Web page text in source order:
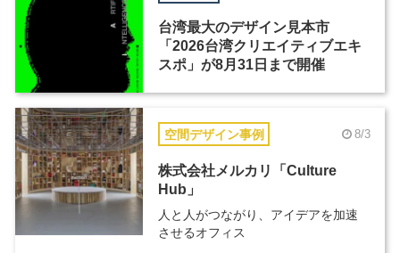
台湾最大のデザイン見本市
「2026台湾クリエイティブエキ
スポ」が8月31日まで開催
空間デザイン事例 8/3
株式会社メルカリ「Culture
Hub」
人と人がつながり、アイデアを加速
させるオフィス